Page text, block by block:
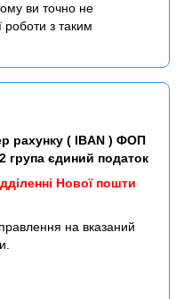
ви точно не
роботи з таким
рахунку ( IBAN ) ФОП
група єдиний податок
Нової пошти
на вказаний